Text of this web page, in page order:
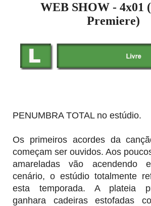
WEB SHOW - 4x01
Premiere)
PENUMBRA TOTAL no estúdio.
Os primeiros acordes da
começam ser ouvidos. Aos
amareladas vão acendendo
cenário, o estúdio totalmente
esta temporada. A plateia
ganhara cadeiras estofadas